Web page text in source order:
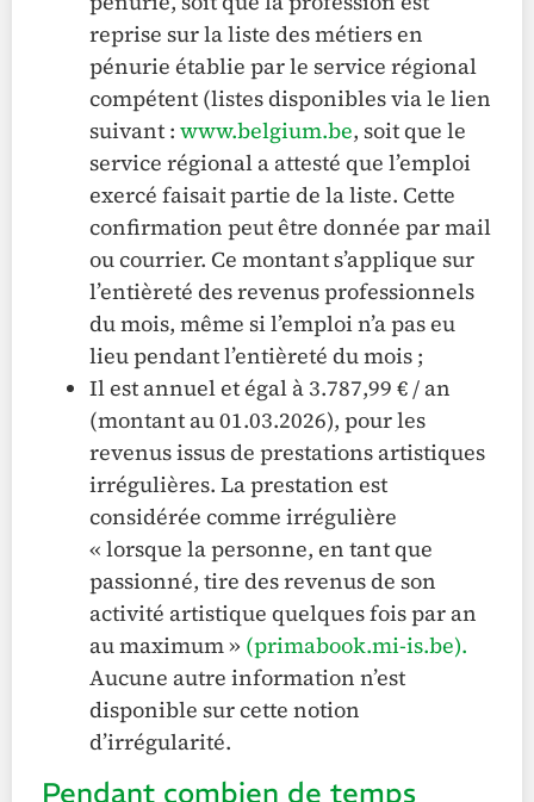
reprise sur la liste des métiers en
pénurie établie par le service régional
compétent (listes disponibles via le lien
suivant : www.belgium.be, soit que le
service régional a attesté que l’emploi
exercé faisait partie de la liste. Cette
confirmation peut être donnée par mail
ou courrier. Ce montant s’applique sur
l’entièreté des revenus professionnels
du mois, même si l’emploi n’a pas eu
lieu pendant l’entièreté du mois ;
Il est annuel et égal à 3.787,99 € / an
(montant au 01.03.2026), pour les
revenus issus de prestations artistiques
irrégulières. La prestation est
considérée comme irrégulière
« lorsque la personne, en tant que
passionné, tire des revenus de son
activité artistique quelques fois par an
au maximum » (primabook.mi-is.be).
Aucune autre information n’est
disponible sur cette notion
d’irrégularité.
Pendant combien de temps